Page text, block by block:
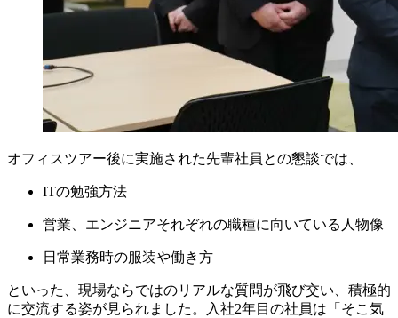
オフィスツアー後に実施された先輩社員との懇談では、
ITの勉強方法
営業、エンジニアそれぞれの職種に向いている人物像
日常業務時の服装や働き方
といった、現場ならではのリアルな質問が飛び交い、積極的
に交流する姿が見られました。入社2年目の社員は「そこ気